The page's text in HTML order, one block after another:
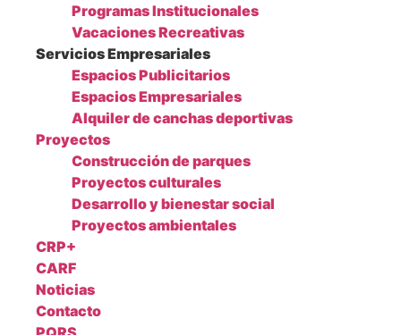
Programas Institucionales
Vacaciones Recreativas
Servicios Empresariales
Espacios Publicitarios
Espacios Empresariales
Alquiler de canchas deportivas
Proyectos
Construcción de parques
Proyectos culturales
Desarrollo y bienestar social
Proyectos ambientales
CRP+
CARF
Noticias
Contacto